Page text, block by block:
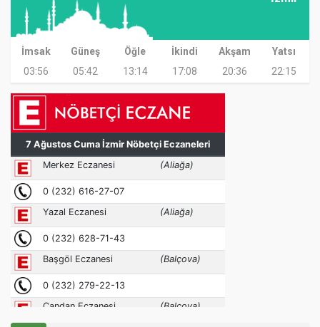
İmsak Güneş Öğle İkindi Akşam
Yatsı
03:56
05:42 13:14 17:08 20:36 22:15